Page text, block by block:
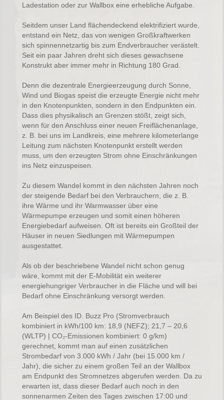
Ladestation oder zur Wallbox eine erhebliche Aufgabe.
Seitdem unser Land flächendeckend elektrifiziert wurde,
entstand ein Netz, das von wenigen Großkraftwerken
sich spinnennetzartig bis zum Endverbraucher verästelt.
Seit ein paar Jahren dreht sich dieses gewachsene
Konstrukt aber immer mehr in Richtung 180 Grad.
Denn die dezentrale Energieerzeugung durch Sonne,
Wind und Biogas speist die erzeugte Energie nicht mehr
in den Knotenpunkten, sondern in den Endpunkten ein.
Dass dies physikalisch an Grenzen stößt, zeigt sich,
wenn für den Anschluss einer neuen Freiflächenanlage,
z. B. bei uns im Landkreis, eine mehrere kilometerlange
Leitung zum nächsten Knotenpunkt erstellt werden
muss, um den erzeugten Strom ohne Einschränkungen
ins Netz einzuspeisen.
Zu diesem Wandel kommt in den nächsten Jahren noch
der steigende Bedarf bei den Verbrauchern, die z. B.
ihre Wärme und ihr Warmwasser über eine
Wärmepumpe erzeugen und somit einen höheren
Energiebedarf aufweisen. Oft ist bereits ein Großteil der
Häuser in neuen Siedlungen mit Wärmepumpen
ausgestattet.
Als ob der beschriebene Wandel nicht schon genug
wäre, kommt mit der E-Mobilität ein weiterer
energiehungriger Verbraucher in die Fläche und will bei
Bedarf ohne Einschränkung versorgt werden.
Am Beispiel des ID. Buzz Pro (Stromverbrauch
kombiniert in kWh/100 km: 18,9 (NEFZ); 21,7 – 20,6
(WLTP) | CO₂-Emissionen kombiniert: 0 g/km)
gerechnet, kommt man auf einen zusätzlichen
Strombedarf von 3.000 kWh / Jahr (bei 15.000 km /
Jahr), die sicher zu einem großen Teil an der Wallbox
am Endpunkt des Stromnetzes abgerufen werden. Da zu
erwarten ist, dass dieser Bedarf auch noch in den
sonnenarmen Zeiten des Tages zwischen 17:00 und